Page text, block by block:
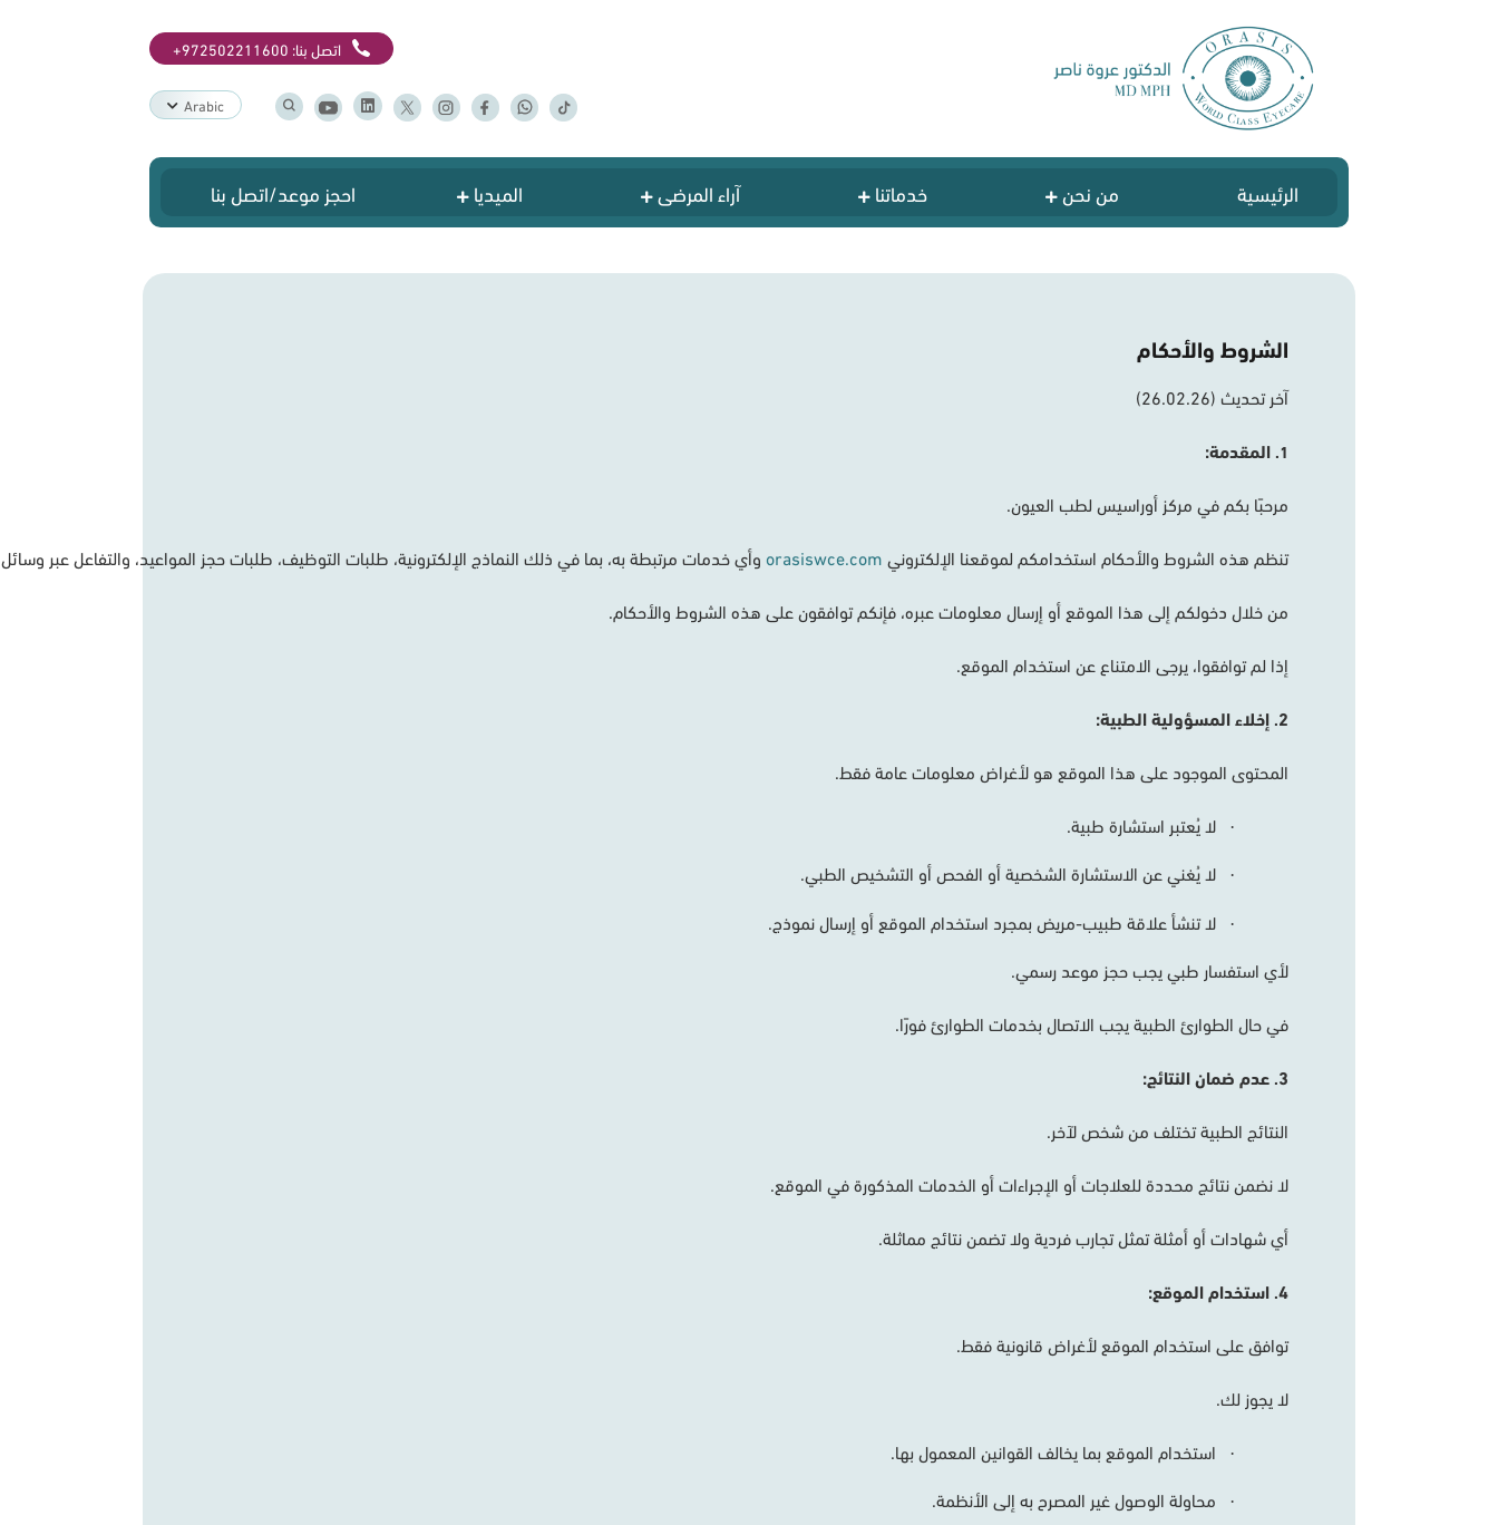
اتصل بنا: +972502211600
Arabic
الرئيسية من نحن خدماتنا آراء المرضى الميديا احجز موعد/اتصل بنا
الشروط والأحكام
آخر تحديث (26.02.26)
1. المقدمة:
مرحبًا بكم في مركز أوراسيس لطب العيون.
تنظم هذه الشروط والأحكام استخدامكم لموقعنا الإلكتروني orasiswce.com وأيخدمات مرتبطة به، بما في ذلك النماذج الإلكترونية، طلبات التوظيف، طلباتحجز المواعيد، والتفاعل عبر وسائل
من خلال دخولكم إلى هذا الموقع أو إرسال معلومات عبره، فإنكم توافقون على هذه الشروط والأحكام.
إذا لم توافقوا، يرجى الامتناع عن استخدام الموقع.
2
. إخلاءالمسؤوليةالطبية:
المحتوى الموجود على هذا الموقع هو لأغراض معلومات عامةفقط.
· لا يُعتبر استشارة طبية.
· لا يُغني عن الاستشارة الشخصيةأو الفحص أو التشخيص الطبي.
· لا تنشأ علاقة طبيب-مريض بمجرد استخدام الموقع أو إرسال نموذج.
لأي استفسار طبي يجبحجز موعد رسمي.
في حال الطوارئ الطبيةيجب الاتصال بخدمات الطوارئفورًا.
3
. عدم ضمانالنتائج:
النتائج الطبيةتختلف من شخص لآخر.
لا نضمن نتائج محددة للعلاجاتأو الإجراءاتأو الخدمات المذكورةفي الموقع.
أيشهاداتأو أمثلةتمثل تجاربفردية ولا تضمن نتائج مماثلة.
4
. استخدام الموقع:
توافق على استخدام الموقع لأغراض قانونيةفقط.
لا يجوز لك.
· استخدام الموقع بما يخالف القوانين المعمول بها.
· محاولة الوصول غير المصرح به إلى الأنظمة.